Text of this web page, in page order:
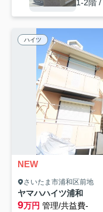
1-2階
ハイツ
NEW
さいたま市浦和区前地
ヤマハハイツ浦和
9万円 管理/共益費-